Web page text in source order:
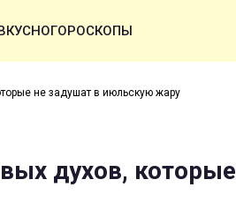
ГОРОСКОПЫ
не задушат в июльскую жару
духов, которые